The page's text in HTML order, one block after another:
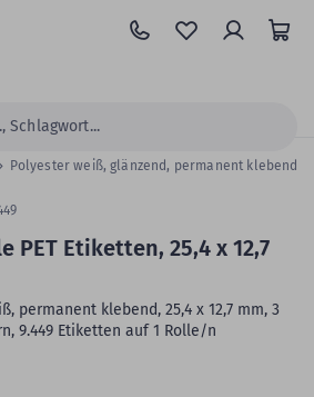
Polyester weiß, glänzend, permanent klebend
PET Etiketten, 25,4 x 12,7
permanent klebend, 25,4 x 12,7 mm, 3
9.449 Etiketten auf 1 Rolle/n